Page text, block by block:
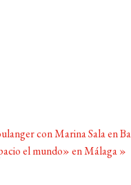
con Marina Sala en
el mundo» en Málaga»